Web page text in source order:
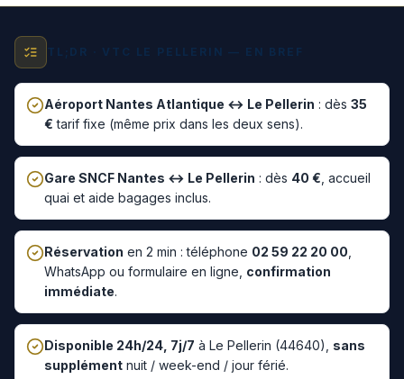
TL;DR · VTC LE PELLERIN — EN BREF
Aéroport Nantes Atlantique ↔ Le Pellerin : dès 35
€ tarif fixe (même prix dans les deux sens).
Gare SNCF Nantes ↔ Le Pellerin : dès 40 € , accueil
quai et aide bagages inclus.
Réservation en 2 min : téléphone 02 59 22 20 00
WhatsApp ou formulaire en ligne, confirmation
immédiate.
Disponible 24h/24, 7j/7 à Le Pellerin (44640), sans
supplément nuit / week-end / jour férié.